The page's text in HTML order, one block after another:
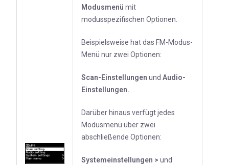
Modusmenü mit
modusspezifischen Optionen.
Beispielsweise hat das FM-Modus-
Menü nur zwei Optionen:
Scan-Einstellungen und Audio-
Einstellungen.
Darüber hinaus verfügt jedes
Modusmenü über zwei
abschließende Optionen:
Systemeinstellungen > und